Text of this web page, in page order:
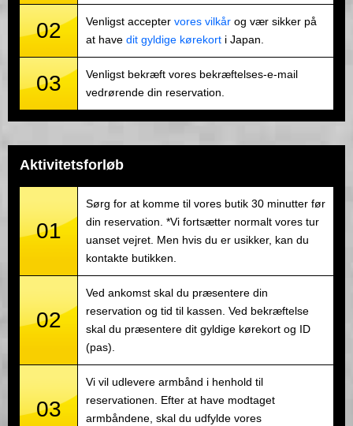
02 Venligst accepter vores vilkår og vær sikker på
at have dit gyldige kørekort i Japan.
03
Venligst bekræft vores bekræftelses-e-mail
vedrørende din reservation.
Aktivitetsforløb
01
Sørg for at komme til vores butik 30 minutter før
din reservation. *Vi fortsætter normalt vores tur
uanset vejret. Men hvis du er usikker, kan du
kontakte butikken.
02
Ved ankomst skal du præsentere din
reservation og tid til kassen. Ved bekræftelse
skal du præsentere dit gyldige kørekort og ID
(pas).
03
Vi vil udlevere armbånd i henhold til
reservationen. Efter at have modtaget
armbåndene, skal du udfylde vores